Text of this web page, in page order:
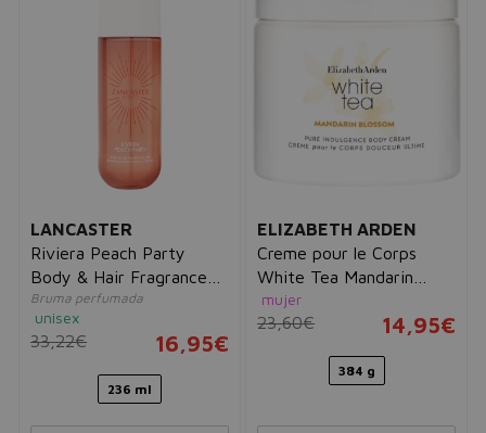
LANCASTER
Riviera Peach Party
Body & Hair Fragrance
Mist
Bruma perfumada
unisex
33,22€ 16,95€
236 ml
ELIZABETH ARDEN
Creme pour le Corps
White Tea Mandarin
Blossom
mujer
23,60€ 14,95€
384 g